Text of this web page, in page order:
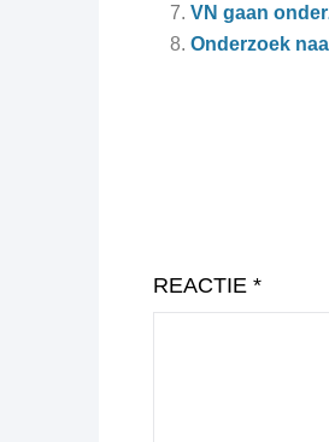
VN gaan
Onderzoek
REACTIE *